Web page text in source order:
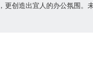
更创造出宜人的办公氛围。